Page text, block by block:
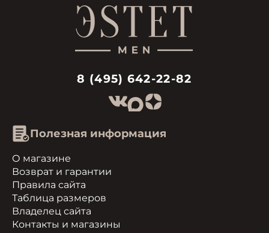
8 (495) 642-22-82
Полезная информация
О магазине
Возврат и гарантии
Правила сайта
Таблица размеров
Владелец сайта
Контакты и магазины